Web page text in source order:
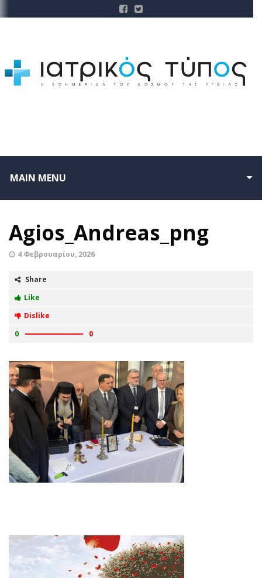
MAIN MENU
Agios_Andreas_png
4 Φεβρουαρίου, 2026
Share
Like
Dislike
0
0